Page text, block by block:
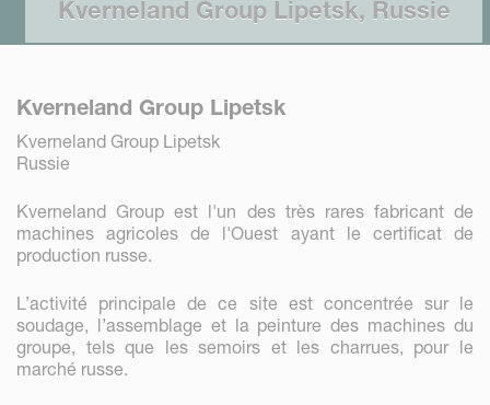
Kverneland Group Lipetsk, Russie
Kverneland Group Lipetsk
Kverneland Group Lipetsk
Russie
Kverneland Group est l'un des très rares fabricant de
machines agricoles de l'Ouest ayant le certificat de
production russe.
L’activité principale de ce site est concentrée sur le
soudage, l’assemblage et la peinture des machines du
groupe, tels que les semoirs et les charrues, pour le
marché russe.